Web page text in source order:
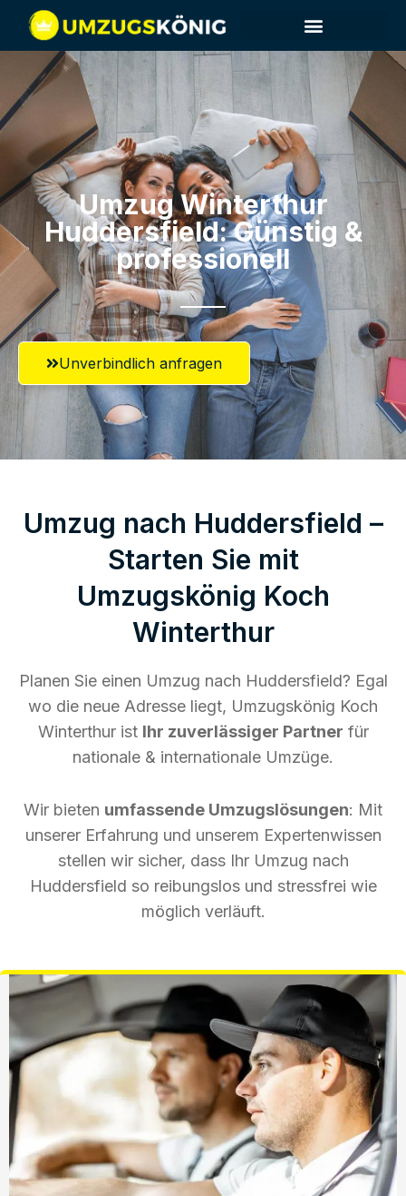
Umzug Winterthur​
Huddersfield: Günstig &
professionell​
Unverbindlich anfragen
Umzug nach Huddersfield –
Starten Sie mit
Umzugskönig Koch
Winterthur
Planen Sie einen Umzug nach Huddersfield? Egal
wo die neue Adresse liegt, Umzugskönig Koch
Winterthur ist Ihr zuverlässiger Partner für
nationale & internationale Umzüge.
Wir bieten umfassende Umzugslösungen: Mit
unserer Erfahrung und unserem Expertenwissen
stellen wir sicher, dass Ihr Umzug nach
Huddersfield so reibungslos und stressfrei wie
möglich verläuft.